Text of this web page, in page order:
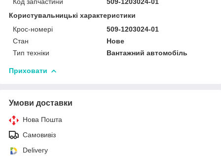
Користувальницькі характеристики
Крос-номері
509-1203024-01
Стан
Нове
Тип техніки
Вантажний автомобіль
Приховати
Умови доставки
Нова Пошта
Самовивіз
Delivery